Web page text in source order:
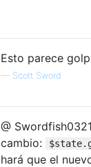
Esto parece
— Scott Sword
@
cambio:
hará que el